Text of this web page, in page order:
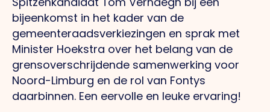
bijeenkomst in het kader van de
gemeenteraadsverkiezingen en sprak met
Minister Hoekstra over het belang van de
grensoverschrijdende samenwerking voor
Noord-Limburg en de rol van Fontys
daarbinnen. Een eervolle en leuke ervaring!